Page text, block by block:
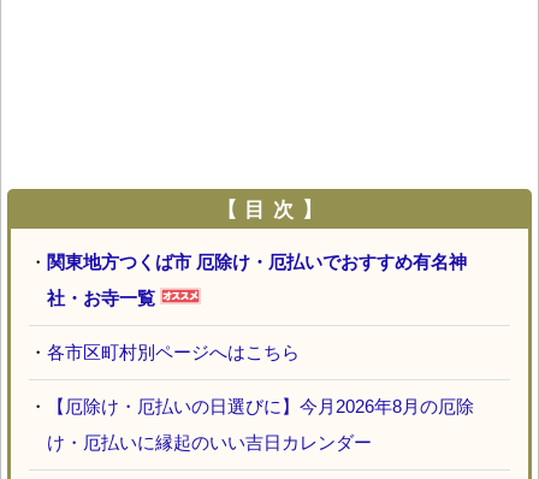
【 目 次 】
・ 関東地方つくば市 厄除け・厄払いでおすすめ有名神
社・お寺一覧
・ 各市区町村別ページへはこちら
・
【厄除け・厄払いの日選びに】今月2026年8月の厄除
け・厄払いに縁起のいい吉日カレンダー